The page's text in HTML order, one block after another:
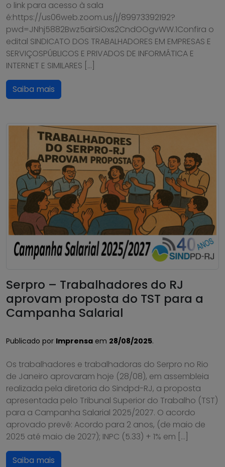
o link para acesso à sala
é:https://us06web.zoom.us/j/89973392192?
pwd=JNhj5882Bwz5airSiOxs2CndOOgvWW.1Confira o
edital SINDICATO DOS TRABALHADORES EM EMPRESAS E
SERVIÇOSPÚBLICOS E PRIVADOS DE INFORMÁTICA E
INTERNET E SIMILARES […]
Saiba mais
Serpro – Trabalhadores do RJ
aprovam proposta do TST para a
Campanha Salarial
Publicado por Imprensa em 28/08/2025.
Os trabalhadores e trabalhadoras do Serpro no Rio
de Janeiro aprovaram hoje (28/08), em assembleia
realizada pela diretoria do Sindpd-RJ, a proposta
apresentada pelo Tribunal Superior do Trabalho (TST)
para a Campanha Salarial 2025/2027. O acordo
aprovado prevê: Acordo para 2 anos, (de maio de
2025 até maio de 2027); INPC (5.33) + 1% em […]
Saiba mais